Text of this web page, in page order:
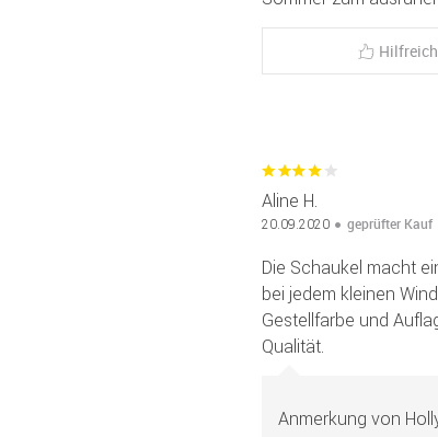
Aline H.
20.09.2020 geprüfter Kauf
Die Schaukel macht
bei jedem kleinen
Gestellfarbe und
Qualität.
Anmerkung von